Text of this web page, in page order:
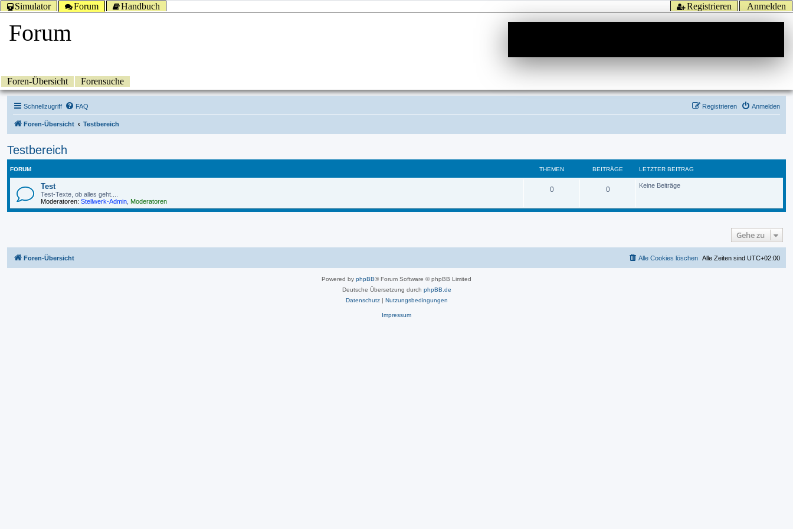
Anmelden
Registrieren
Simulator Forum Handbuch
Forum
Foren-Übersicht Forensuche
Schnellzugriff FAQ Anmelden
Registrieren
Foren-Übersicht Testbereich
Testbereich
FORUM THEMEN BEITRÄGE LETZTER BEITRAG
Test
Test-Texte, ob alles geht....
Moderatoren: Stellwerk-Admin Moderatoren
0 0 Keine Beiträge
Gehe zu
Foren-Übersicht Alle Zeiten sind UTC+02:00
Alle Cookies löschen
Powered by phpBB® Forum Software © phpBB Limited
Deutsche Übersetzung durch phpBB.de
Datenschutz| Nutzungsbedingungen
Impressum